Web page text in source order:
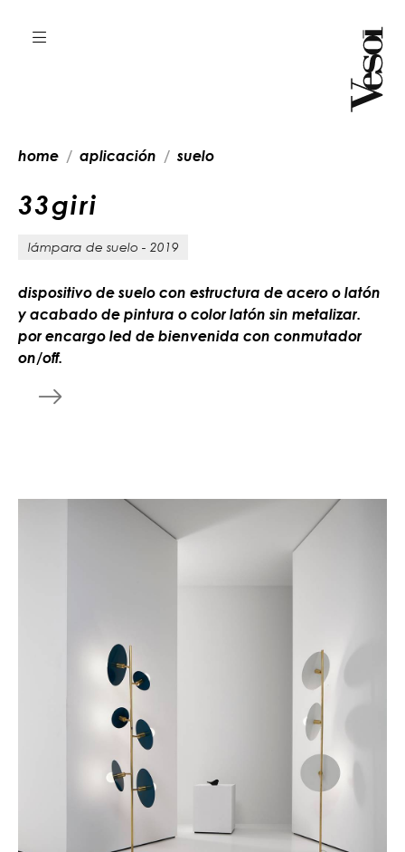
home aplicación suelo
33giri
lámpara de suelo - 2019
dispositivo de suelo con estructura de acero o latón
y acabado de pintura o color latón sin metalizar.
por encargo led de bienvenida con conmutador
on/off.